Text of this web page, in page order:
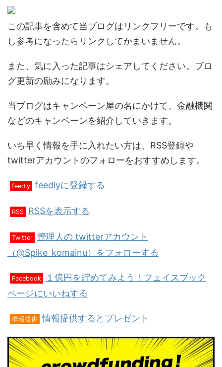
この記事を含めて当ブログはリンクフリーです。も
し参考になったらリンクしてかまいません。
また、気に入った記事はシェアしてください。ブロ
グ更新の励みになります。
当ブログはキャンペーン屋の名にかけて、金融機関
などのキャンペーンを紹介していきます。
いち早く情報を手に入れたい方は、RSS登録や
twitterアカウントのフォローをおすすめします。
feedly feedlyに登録する
RSS RSSを表示する
Twitter 管理人の twitterアカウント
（@Spike_komainu）をフォローする
Facebook
１億円を貯めてみよう！フェイスブック
ページにいいねする
情報提供 情報提供するとプレゼント